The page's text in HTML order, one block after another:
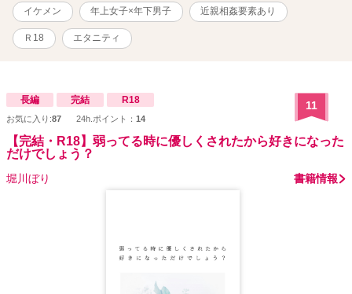
イケメン 年上女子×年下男子 近親相姦要素あり
Ｒ18 エタニティ
長編 完結 R18
お気に入り:87 24h.ポイント： 14
11
【完結・R18】弱ってる時に優しくされたから好きになった
だけでしょう？
堀川ぼり 書籍情報